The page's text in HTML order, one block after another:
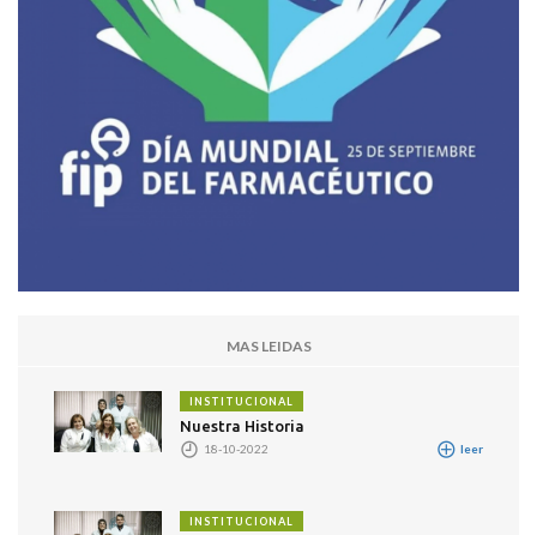
MAS LEIDAS
INSTITUCIONAL
Nuestra Historia
18-10-2022 leer
INSTITUCIONAL